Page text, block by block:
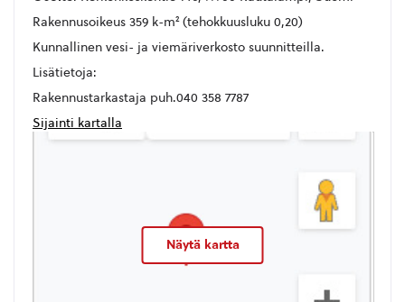
Rakennusoikeus 359 k-m² (tehokkuusluku 0,20)
Kunnallinen vesi- ja viemäriverkosto suunnitteilla.
Lisätietoja:
Rakennustarkastaja puh.040 358 7787
Sijainti kartalla
Näytä kartta